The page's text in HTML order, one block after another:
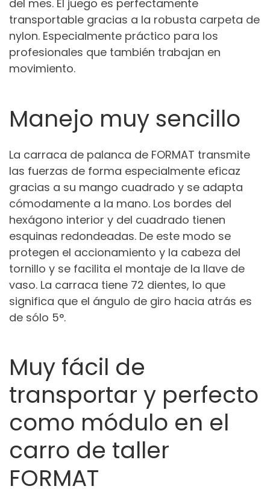
del mes. El juego es perfectamente
transportable gracias a la robusta carpeta de
nylon. Especialmente práctico para los
profesionales que también trabajan en
movimiento.
Manejo muy sencillo
La carraca de palanca de FORMAT transmite
las fuerzas de forma especialmente eficaz
gracias a su mango cuadrado y se adapta
cómodamente a la mano. Los bordes del
hexágono interior y del cuadrado tienen
esquinas redondeadas. De este modo se
protegen el accionamiento y la cabeza del
tornillo y se facilita el montaje de la llave de
vaso. La carraca tiene 72 dientes, lo que
significa que el ángulo de giro hacia atrás es
de sólo 5°.
Muy fácil de
transportar y perfecto
como módulo en el
carro de taller
FORMAT